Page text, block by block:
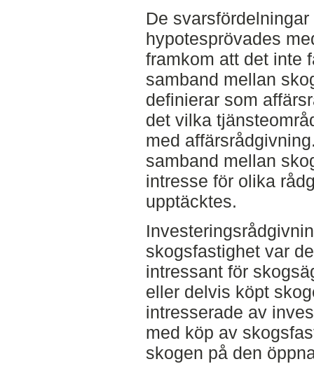
De
hypotesprövades
framkom att det inte
samband mellan
definierar som
det vilka
med
samband mellan
intresse för olika
upptäcktes.
skogsfastighet var
intressant för
eller delvis köpt
intresserade av
med köp av
skogen på den